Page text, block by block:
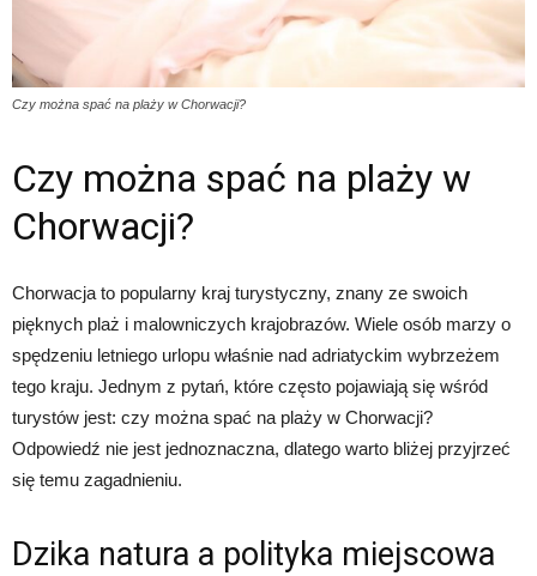
Czy można spać na plaży w Chorwacji?
Czy można spać na plaży w
Chorwacji?
Chorwacja to popularny kraj turystyczny, znany ze swoich
pięknych plaż i malowniczych krajobrazów. Wiele osób marzy o
spędzeniu letniego urlopu właśnie nad adriatyckim wybrzeżem
tego kraju. Jednym z pytań, które często pojawiają się wśród
turystów jest: czy można spać na plaży w Chorwacji?
Odpowiedź nie jest jednoznaczna, dlatego warto bliżej przyjrzeć
się temu zagadnieniu.
Dzika natura a polityka miejscowa